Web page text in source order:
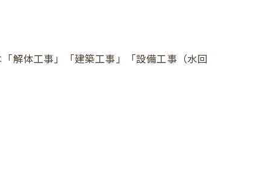
解体工事」「建築工事」「設備工事（水回